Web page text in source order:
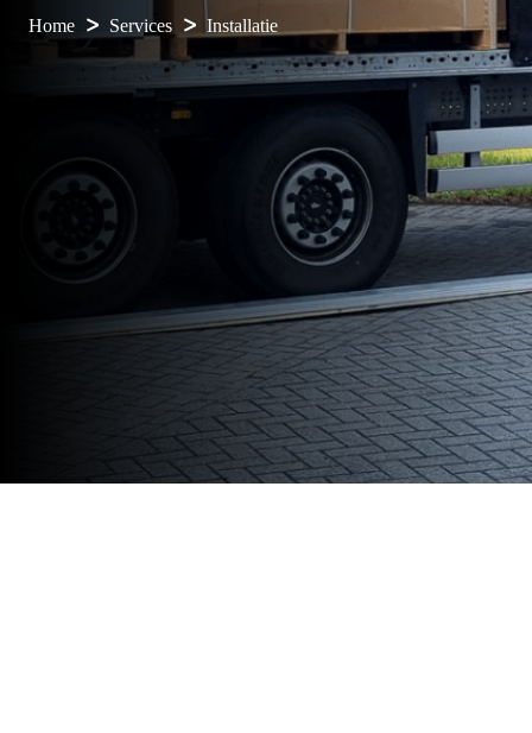
Home Services Installatie